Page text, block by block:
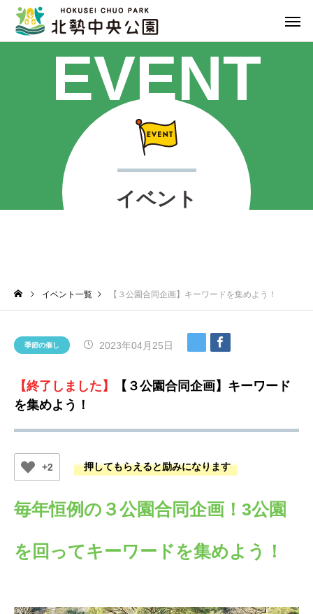
EVENT
イベント
イベント一覧 【３公園合同企画】キーワードを集めよう！
季節の催し 2023年04月25日
【終了しました】
【３公園合同企画】キーワード
を集めよう！
+2
毎年恒例の３公園合同企画！3公園
を回ってキーワードを集めよう！